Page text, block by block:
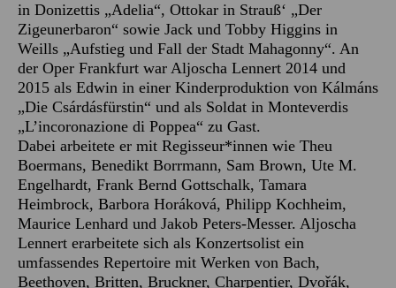
in Donizettis „Adelia“, Ottokar in Strauß‘ „Der
Zigeunerbaron“ sowie Jack und Tobby Higgins in
Weills „Aufstieg und Fall der Stadt Mahagonny“. An
der Oper Frankfurt war Aljoscha Lennert 2014 und
2015 als Edwin in einer Kinderproduktion von Kálmáns
„Die Csárdásfürstin“ und als Soldat in Monteverdis
„L’incoronazione di Poppea“ zu Gast.
Dabei arbeitete er mit Regisseur*innen wie Theu
Boermans, Benedikt Borrmann, Sam Brown, Ute M.
Engelhardt, Frank Bernd Gottschalk, Tamara
Heimbrock, Barbora Horáková, Philipp Kochheim,
Maurice Lenhard und Jakob Peters-Messer. Aljoscha
Lennert erarbeitete sich als Konzertsolist ein
umfassendes Repertoire mit Werken von Bach,
Beethoven, Britten, Bruckner, Charpentier, Dvořák,